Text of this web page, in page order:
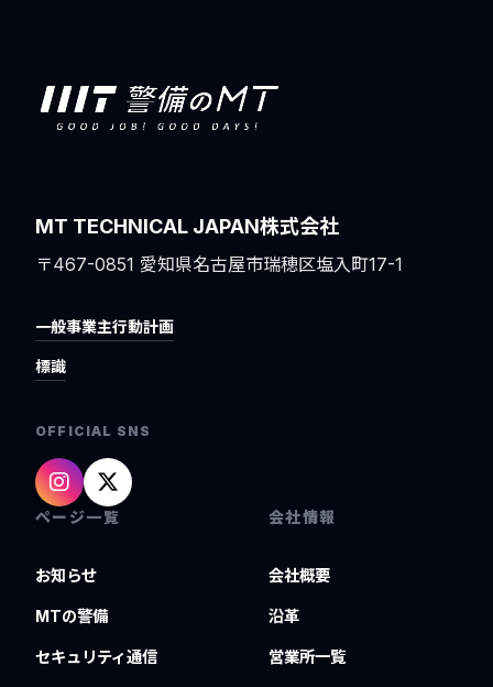
MT TECHNICAL JAPAN株式会社
〒467-0851 愛知県名古屋市瑞穂区塩入町17-1
一般事業主行動計画
標識
OFFICIAL SNS
ページ一覧
お知らせ
MTの警備
セキュリティ通信
会社情報
会社概要
沿革
営業所一覧